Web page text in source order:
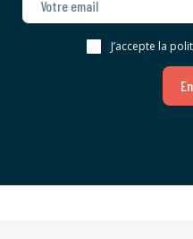
J’accepte la